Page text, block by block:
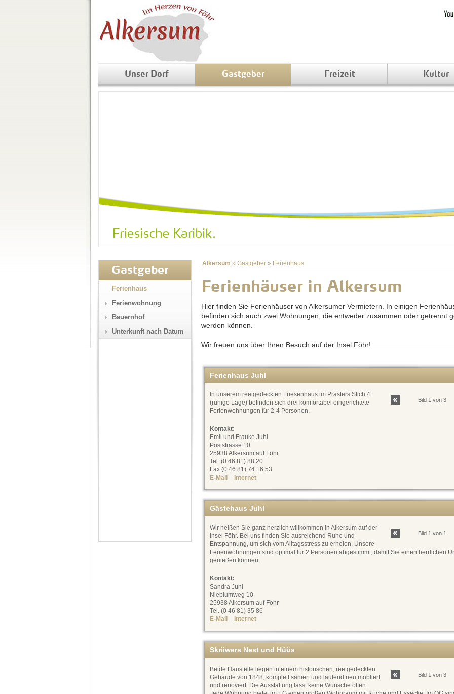
Unser Dorf Gastgeber Freizeit Kultur
Alkersum » Gastgeber » Ferienhaus
Ferienhäuser in Alkersum
Hier finden Sie Ferienhäuser von Alkersumer Vermietern. In einigen
befinden sich auch zwei Wohnungen, die entweder zusammen oder getrennt
werden können.
Wir freuen uns über Ihren Besuch auf der Insel Föhr!
Ferienhaus Juhl
Bild 1 von 3
In unserem reetgedeckten Friesenhaus im Prästers Stich 4
(ruhige Lage) befinden sich drei komfortabel eingerichtete
Ferienwohnungen für 2-4 Personen.
Kontakt:
Emil und Frauke Juhl
Poststrasse 10
25938 Alkersum auf Föhr
Tel. (0 46 81) 88 20
Fax (0 46 81) 74 16 53
E-Mail
Internet
Gästehaus Juhl
Bild 1 von 1
Wir heißen Sie ganz herzlich willkommen in Alkersum auf der
Insel Föhr. Bei uns finden Sie ausreichend Ruhe und
Entspannung, um sich vom Alltagsstress zu erholen. Unsere
Ferienwohnungen sind optimal für 2 Personen abgestimmt, damit Sie einen herrlichen
genießen können.
Kontakt:
Sandra Juhl
Nieblumweg 10
25938 Alkersum auf Föhr
Tel. (0 46 81) 35 86
E-Mail
Internet
Skriiwers Nest und Hüüs
Bild 1 von 3
Beide Hausteile liegen in einem historischen, reetgedeckten
Gebäude von 1848, komplett saniert und laufend neu möbliert
und renoviert. Die Ausstattung lässt keine Wünsche offen.
Gastgeber
Ferienhaus
Ferienwohnung
Bauernhof
Unterkunft nach Datum